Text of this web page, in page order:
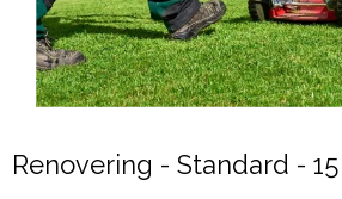
Renovering - Standard -